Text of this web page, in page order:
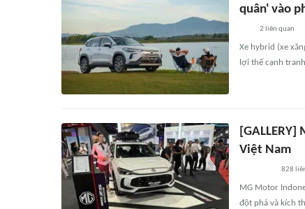
quân' vào
2 liên quan
Xe hybrid (xe
lợi thế cạnh
Việt Nam
828
MG Motor
đột phá và kích